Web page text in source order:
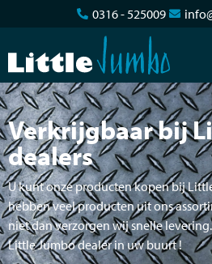
0316 - 525009
Verkrijgbaar bij
dealers
U kunt onze producten kopen bij
hebben veel producten uit ons
niet dan verzorgen wij snelle
Little Jumbo dealer in uw buurt !